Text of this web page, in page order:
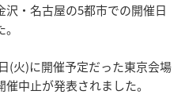
・名古屋の5都市での開催日
(火)に開催予定だった東京会場
中止が発表されました。